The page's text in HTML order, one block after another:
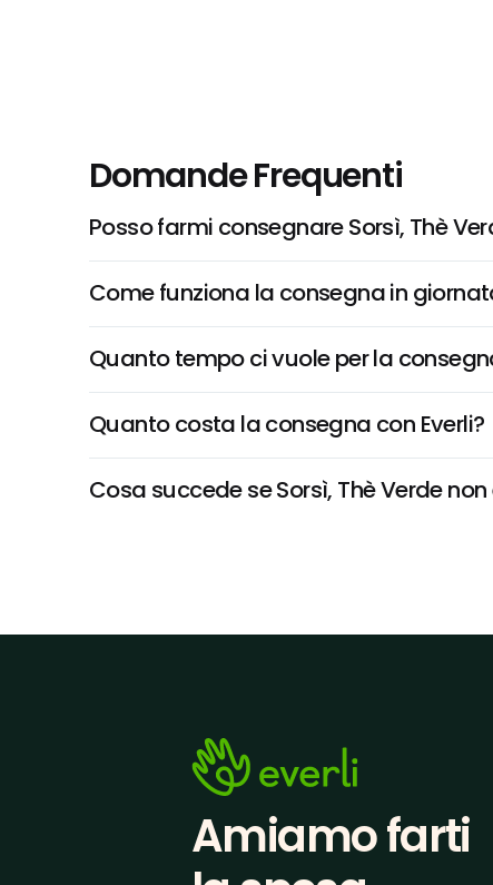
Domande Frequenti
Posso farmi consegnare Sorsì, Thè
Come funziona la consegna in
Quanto tempo ci vuole per la
Quanto costa la consegna con Everli?
Cosa succede se Sorsì, Thè Verde
Amiamo farti